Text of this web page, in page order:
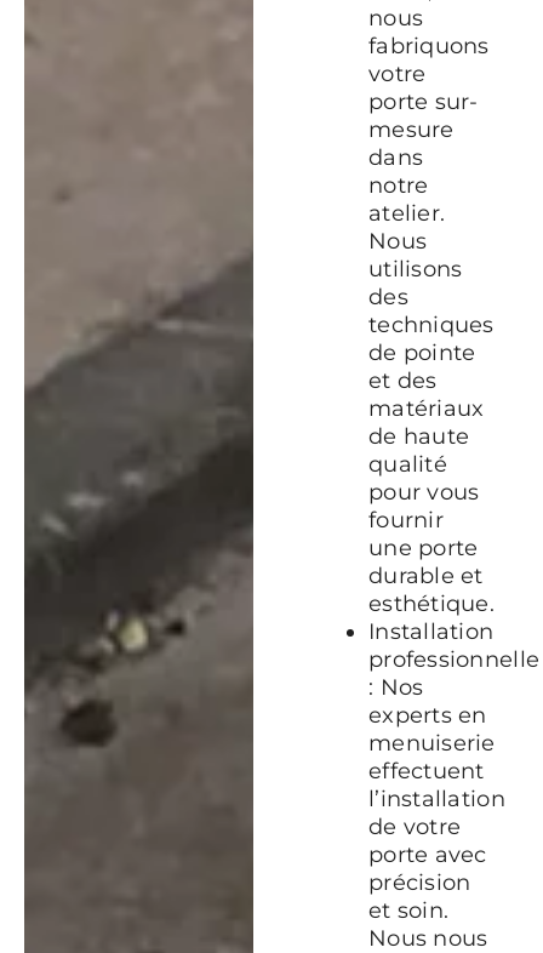
nous
fabriquons
votre
porte sur-
mesure
dans
notre
atelier.
Nous
utilisons
des
techniques
de pointe
et des
matériaux
de haute
qualité
pour vous
fournir
une porte
durable et
esthétique.
Installation
professionnelle
: Nos
experts en
menuiserie
effectuent
l’installation
de votre
porte avec
précision
et soin.
Nous nous